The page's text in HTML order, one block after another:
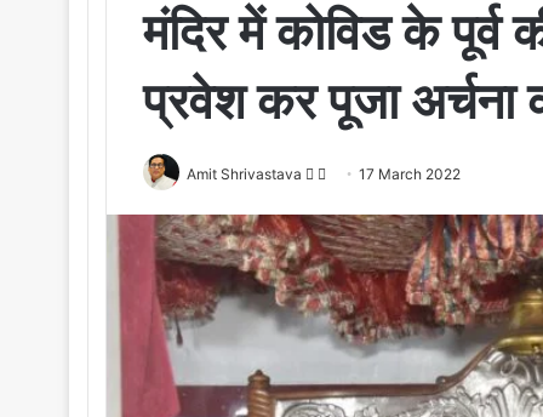
मंदिर में कोविड के पूर्व
प्रवेश कर पूजा अर्चना
Amit Shrivastava
F
l
l
o
w
X
n
d
a
n
e
a
17 March 2022